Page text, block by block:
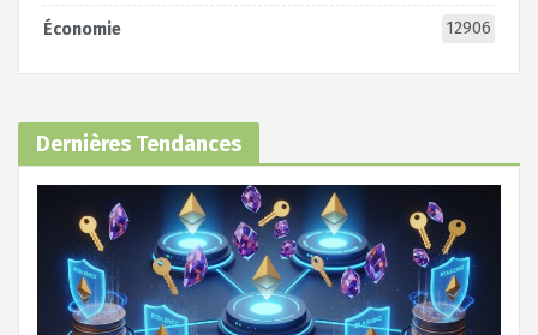
Économie 12906
Dernières Tendances